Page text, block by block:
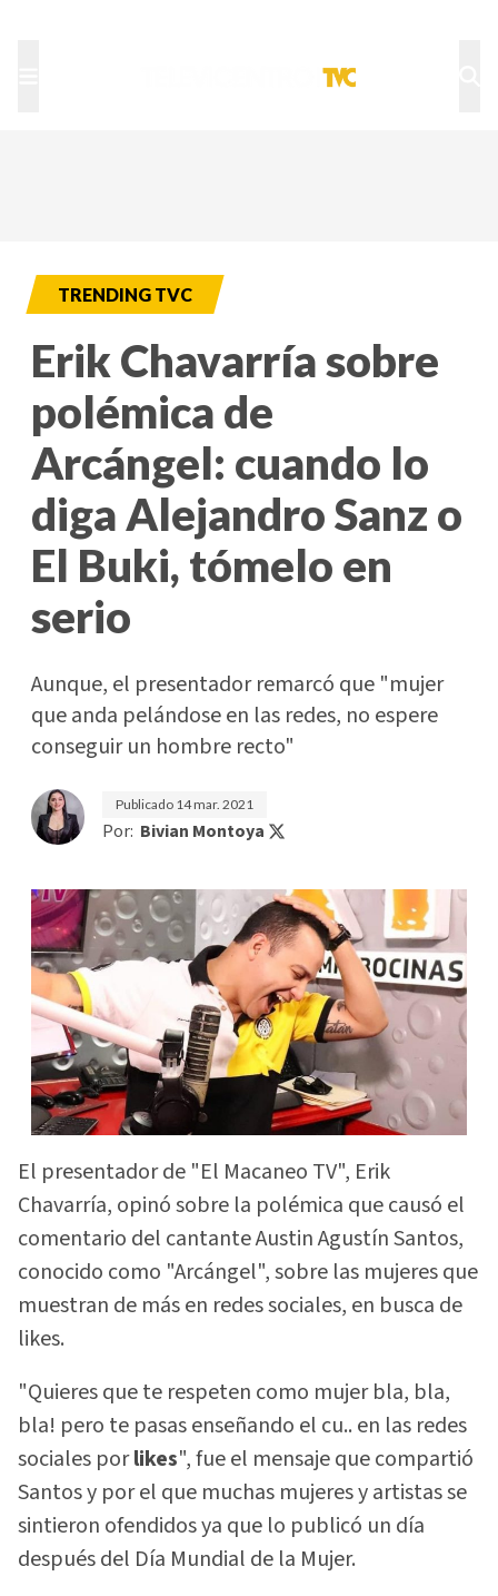
TRENDING TVC
Erik Chavarría sobre
polémica de
Arcángel: cuando lo
diga Alejandro Sanz o
El Buki, tómelo en
serio
Aunque, el presentador remarcó que "mujer
que anda pelándose en las redes, no espere
conseguir un hombre recto"
Publicado 14 mar. 2021
Por: Bivian Montoya
El presentador de "El Macaneo TV", Erik
Chavarría, opinó sobre la polémica que causó el
comentario del cantante Austin Agustín Santos,
conocido como "Arcángel", sobre las mujeres que
muestran de más en redes sociales, en busca de
likes.
"Quieres que te respeten como mujer bla, bla,
bla! pero te pasas enseñando el cu.. en las redes
sociales porlikes", fue el mensaje que compartió
Santos y por el que muchas mujeres y artistas se
sintieron ofendidos ya que lo publicó un día
después del Día Mundial de la Mujer.